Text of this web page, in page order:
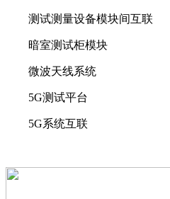
测试测量设备模块间互联
暗室测试柜模块
微波天线系统
5G测试平台
5G系统互联